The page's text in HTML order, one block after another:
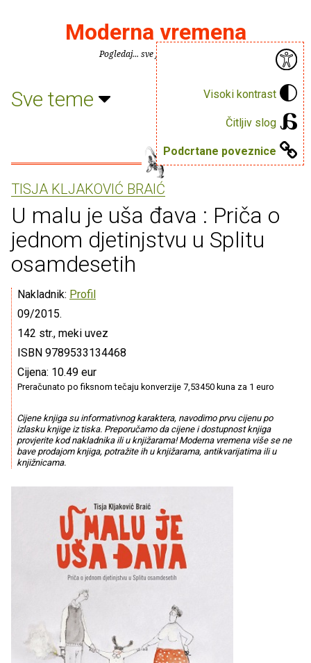
Visoki kontrast
Čitljiv slog
Podcrtane poveznice
Moderna vremena
Pogledaj... sve je puno knjiga.
Sve teme
TISJA KLJAKOVIĆ BRAIĆ
U malu je uša đava : Priča o
jednom djetinjstvu u Splitu
osamdesetih
Nakladnik: Profil
09/2015.
142 str., meki uvez
ISBN 9789533134468
Cijena: 10.49 eur
Preračunato po fiksnom tečaju konverzije 7,53450 kuna za 1 euro
Cijene knjiga su informativnog karaktera, navodimo prvu cijenu po
izlasku knjige iz tiska. Preporučamo da cijene i dostupnost knjiga
provjerite kod nakladnika ili u knjižarama! Moderna vremena više se ne
bave prodajom knjiga, potražite ih u knjižarama, antikvarijatima ili u
knjižnicama.